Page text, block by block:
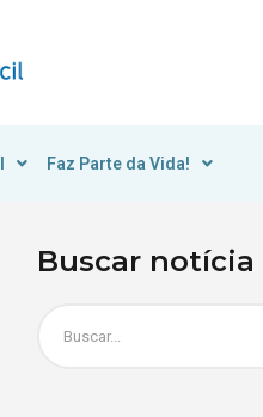
Faz Parte da Vida!
Buscar notícia